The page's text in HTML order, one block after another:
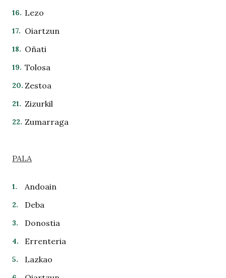
Lezo
Oiartzun
Oñati
Tolosa
Zestoa
Zizurkil
Zumarraga
PALA
Andoain
Deba
Donostia
Errenteria
Lazkao